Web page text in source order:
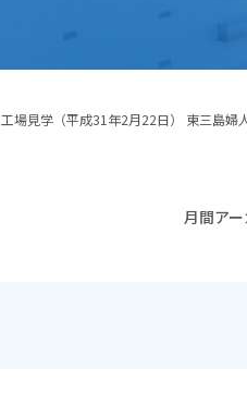
工場見学（平成31年2月22日） 東三島
月間ア